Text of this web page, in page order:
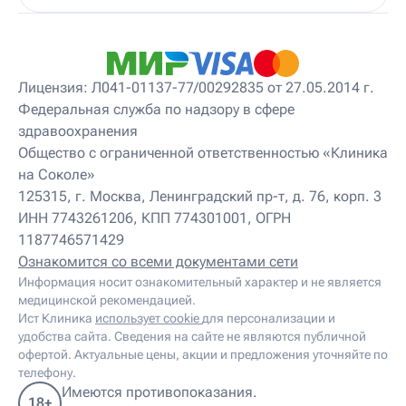
Детский массажист
Детский невропатолог
Детский нейропсихолог
Детский нутрициолог
Детский ортопед
Детский остеопат
Детский отоневролог
Детский подиатр
Детский психолог
Детский психотерапевт
Детский реабилитолог
Детский ревматолог
Детский рефлексотерапевт
Детский сомнолог
Детский спортивный врач
Детский травматолог
Детский травматолог-ортопед
Детский физиотерапевт
Детский эндокринолог
Лицензия: Л041-01137-77/00292835 от 27.05.2014 г.
Федеральная служба по надзору в сфере
здравоохранения
Общество с ограниченной ответственностью «Клиника
на Соколе»
125315, г. Москва, Ленинградский пр-т, д. 76, корп. 3
ИНН 7743261206, КПП 774301001, ОГРН
1187746571429
Ознакомится со всеми документами сети
Информация носит ознакомительный характер и не является
медицинской рекомендацией.
Ист Клиника использует cookie для персонализации и
удобства сайта. Сведения на сайте не являются публичной
офертой. Актуальные цены, акции и предложения уточняйте по
телефону.
Имеются противопоказания.